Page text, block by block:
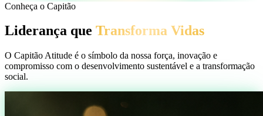
Conheça o Capitão
Liderança que Transforma Vidas
O Capitão Atitude é o símbolo da nossa força, inovação e
compromisso com o desenvolvimento sustentável e a transformação
social.